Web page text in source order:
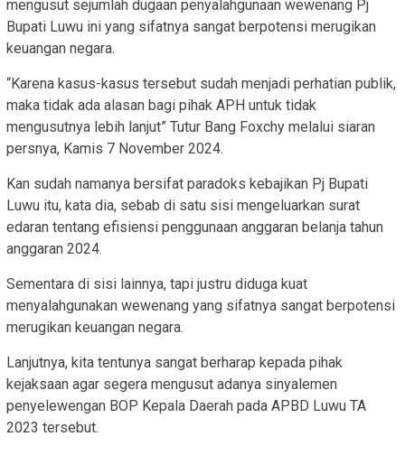
mengusut sejumlah dugaan penyalahgunaan wewenang Pj
Bupati Luwu ini yang sifatnya sangat berpotensi merugikan
keuangan negara.
“Karena kasus-kasus tersebut sudah menjadi perhatian publik,
maka tidak ada alasan bagi pihak APH untuk tidak
mengusutnya lebih lanjut” Tutur Bang Foxchy melalui siaran
persnya, Kamis 7 November 2024.
Kan sudah namanya bersifat paradoks kebajikan Pj Bupati
Luwu itu, kata dia, sebab di satu sisi mengeluarkan surat
edaran tentang efisiensi penggunaan anggaran belanja tahun
anggaran 2024.
Sementara di sisi lainnya, tapi justru diduga kuat
menyalahgunakan wewenang yang sifatnya sangat berpotensi
merugikan keuangan negara.
Lanjutnya, kita tentunya sangat berharap kepada pihak
kejaksaan agar segera mengusut adanya sinyalemen
penyelewengan BOP Kepala Daerah pada APBD Luwu TA
2023 tersebut.